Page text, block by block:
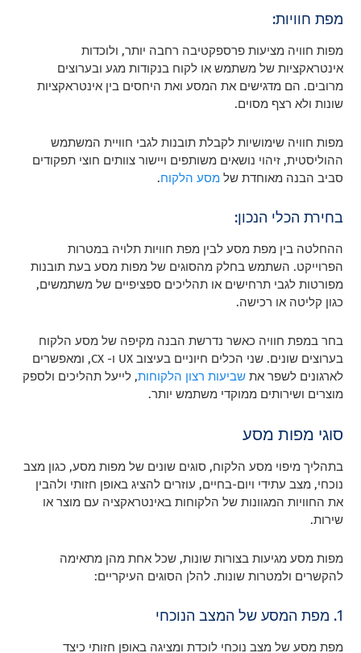
מפת חוויות:
מפות חוויה מציעות פרספקטיבה רחבה יותר, ולוכדות
אינטראקציות של משתמש או לקוח בנקודות מגע ובערוצים
מרובים. הם מדגישים את המסע ואת היחסים בין אינטראקציות
שונות ולא רצף מסוים.
מפות חוויה שימושיות לקבלת תובנות לגבי חוויית המשתמש
ההוליסטית, זיהוי נושאים משותפים ויישור צוותים חוצי תפקודים
סביב הבנה מאוחדת שלמסע הלקוח.
בחירת הכלי הנכון:
ההחלטה בין מפת מסע לבין מפת חוויות תלויה במטרות
הפרוייקט. השתמש בחלק מהסוגים של מפות מסע בעת תובנות
מפורטות לגבי תרחישים או תהליכים ספציפיים של משתמשים,
כגון קליטה או רכישה.
בחר במפת חוויה כאשר נדרשת הבנה מקיפה של מסע הלקוח
בערוצים שונים. שני הכלים חיוניים בעיצוב UX ו- CX, ומאפשרים
לארגונים לשפר אתשביעות רצון הלקוחות, לייעל תהליכים ולספק
מוצרים ושירותים ממוקדי משתמש יותר.
סוגי מפות מסע
בתהליך מיפוי מסע הלקוח, סוגים שונים של מפות מסע, כגון מצב
נוכחי, מצב עתידי ויום-בחיים, עוזרים להציג באופן חזותי ולהבין
את החוויות המגוונות של הלקוחות באינטראקציה עם מוצר או
שירות.
מפות מסע מגיעות בצורות שונות, שכל אחת מהן מתאימה
להקשרים ולמטרות שונות. להלן הסוגים העיקריים:
1. מפת המסע של המצב הנוכחי
מפת מסע של מצב נוכחי לוכדת ומציגה באופן חזותי כיצד